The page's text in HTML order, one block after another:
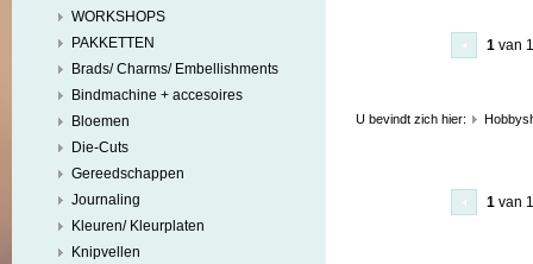
WORKSHOPS
PAKKETTEN
Brads/ Charms/ Embellishments
Bindmachine + accesoires
Bloemen
Die-Cuts
Gereedschappen
Journaling
Kleuren/ Kleurplaten
Knipvellen
1van 1
U bevindt zich hier:
1van 1